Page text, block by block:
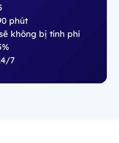
phút
không bị tính phí
7